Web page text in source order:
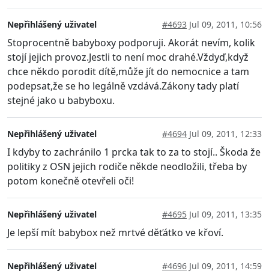
Nepřihlášený uživatel #4693 Jul 09, 2011, 10:56
Stoprocentně babyboxy podporuji. Akorát nevím, kolik
stojí jejich provoz.Jestli to není moc drahé.Vždyď,když
chce někdo porodit dítě,může jít do nemocnice a tam
podepsat,že se ho legálně vzdává.Zákony tady platí
stejné jako u babyboxu.
Nepřihlášený uživatel #4694 Jul 09, 2011, 12:33
I kdyby to zachránilo 1 prcka tak to za to stojí.. Škoda že
politiky z OSN jejich rodiče někde neodložili, třeba by
potom konečně otevřeli oči!
Nepřihlášený uživatel #4695 Jul 09, 2011, 13:35
Je lepší mít babybox než mrtvé děťátko ve křoví.
Nepřihlášený uživatel #4696 Jul 09, 2011, 14:59